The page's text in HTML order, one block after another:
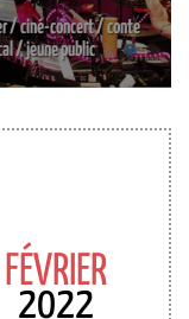
/ ciné-concert / conte
/ jeune public
FÉVRIER
2022